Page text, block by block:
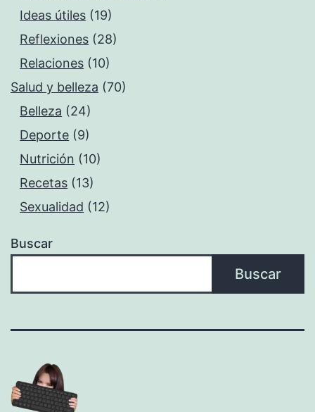
Ideas útiles (19)
Reflexiones (28)
Relaciones (10)
Salud y belleza (70)
Belleza (24)
Deporte (9)
Nutrición (10)
Recetas (13)
Sexualidad (12)
Buscar
Buscar